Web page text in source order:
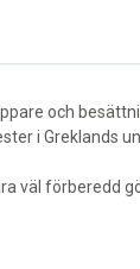
och
i Greklands
väl förberedd